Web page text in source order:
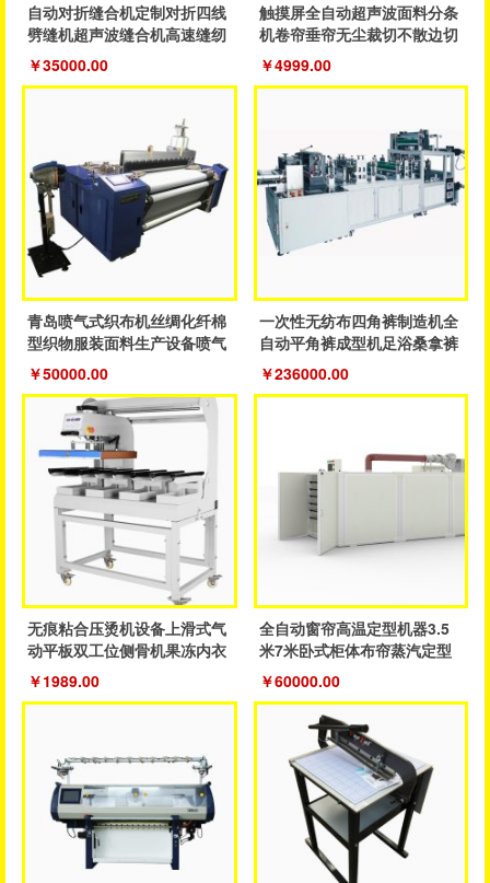
自动对折缝合机定制对折四线
劈缝机超声波缝合机高速缝纫
鞋服机
￥35000.00
触摸屏全自动超声波面料分条
机卷帘垂帘无尘裁切不散边切
割设备
￥4999.00
青岛喷气式织布机丝绸化纤棉
型织物服装面料生产设备喷气
织机
￥50000.00
一次性无纺布四角裤制造机全
自动平角裤成型机足浴桑拿裤
制造机器
￥236000.00
无痕粘合压烫机设备上滑式气
动平板双工位侧骨机果冻内衣
裤粘合机
￥1989.00
全自动窗帘高温定型机器3.5
米7米卧式柜体布帘蒸汽定型
成品帘
￥60000.00